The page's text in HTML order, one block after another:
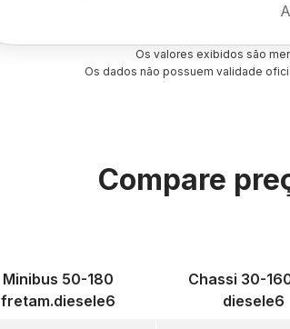
Os valores exibidos são
Os dados não possuem validade
Compare
Minibus 50-180
fretam.diesele6
Chassi 30-
diesele6